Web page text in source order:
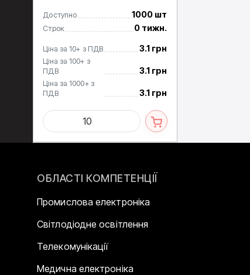
Доступно 1000 шт
Строк 0 тижн.
Ціна за 10+ з ПДВ 3.1 грн
Ціна за 100+ з
ПДВ
3.1 грн
Ціна за 1000+ з
ПДВ
3.1 грн
ОБЛАСТІ КОМПЕТЕНЦІЇ
Промислова електроніка
Світлодіодне освітлення
Телекомунікації
Медична електроніка